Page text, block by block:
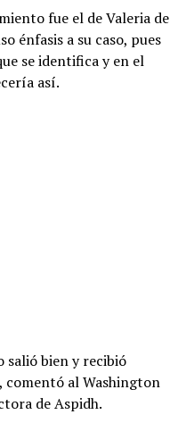
fue el de Valeria de
énfasis a su caso, pues
se identifica y en el
así.
salió bien y recibió
comentó al Washington
de Aspidh.